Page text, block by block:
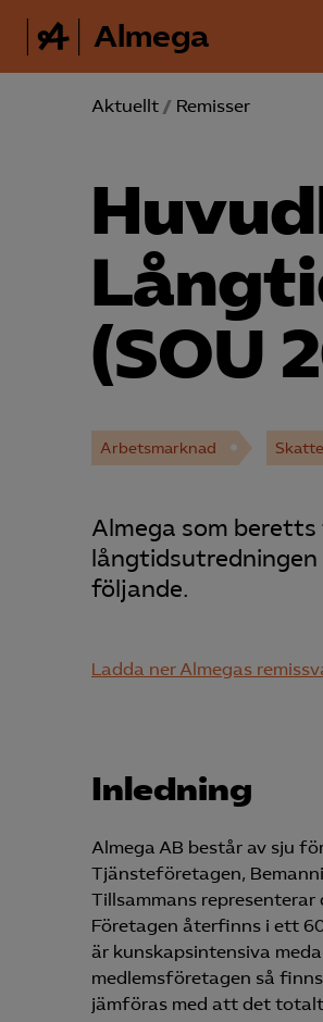
Almega
Aktuellt / Remisser
(SOU
Arbetsmarknad
Almega som
långtidsutredningen
följande.
Ladda ner Almegas
Inledning
Almega AB består av sju
Tjänsteföretagen,
Tillsammans
Företagen återfinns i ett
är kunskapsintensiva
medlemsföretagen så
jämföras med att det